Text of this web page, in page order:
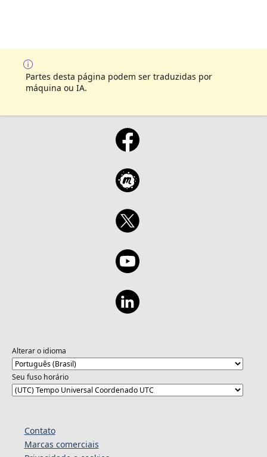
Partes desta página podem ser traduzidas por
máquina ou IA.
Alterar o idioma
Seu fuso horário
Contato
Marcas comerciais